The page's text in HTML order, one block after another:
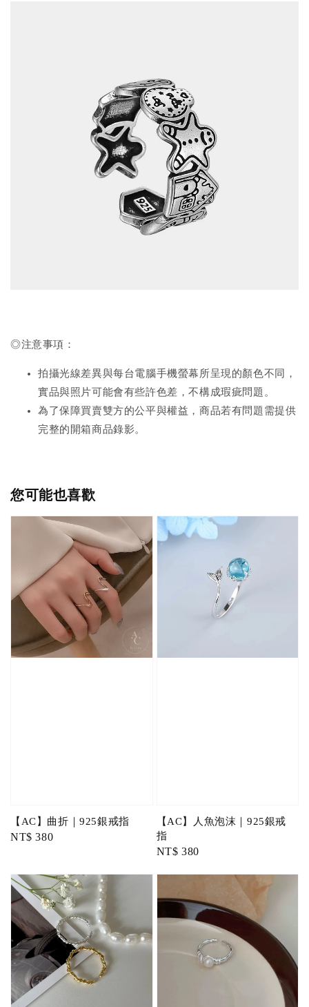
◎注意事項：
拍攝光線差異與每台電腦手機螢幕所呈現的顏色不同，
實品與照片可能會有些許色差，不構成瑕疵問題。
為了保障買賣雙方的公平與權益，商品若有問題需提供
完整的開箱商品錄影。
您可能也喜歡
【AC】曲折｜925銀戒指
Regular
NT$ 380
【AC】人魚泡沫｜925銀戒
指
Regular
NT$ 380